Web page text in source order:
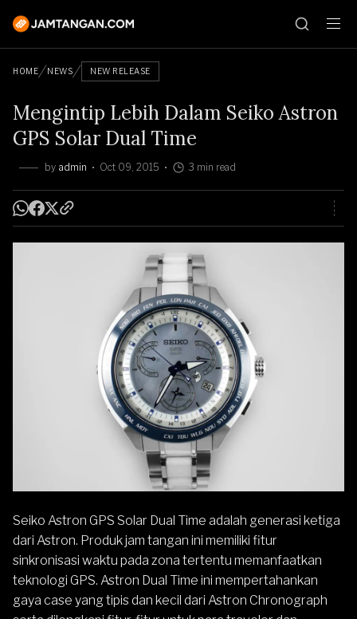
HOME NEWS NEW RELEASE
Mengintip Lebih Dalam Seiko Astron
GPS Solar Dual Time
by admin Oct 09, 2015 3 min read
Seiko Astron GPS Solar Dual Time adalah generasi ketiga
dari Astron. Produk jam tangan ini memiliki fitur
sinkronisasi waktu pada zona tertentu memanfaatkan
teknologi GPS. Astron Dual Time ini mempertahankan
gaya case yang tipis dan kecil dari Astron Chronograph